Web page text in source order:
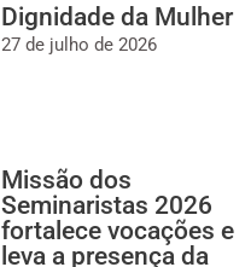
Dignidade da Mulher
27 de julho de 2026
Missão dos
Seminaristas 2026
fortalece vocações e
leva a presença da